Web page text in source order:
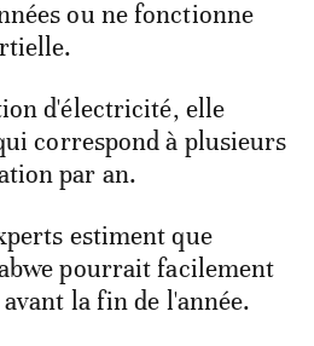
ou ne fonctionne
d'électricité, elle
correspond à plusieurs
par an.
estiment que
pourrait facilement
la fin de l'année.